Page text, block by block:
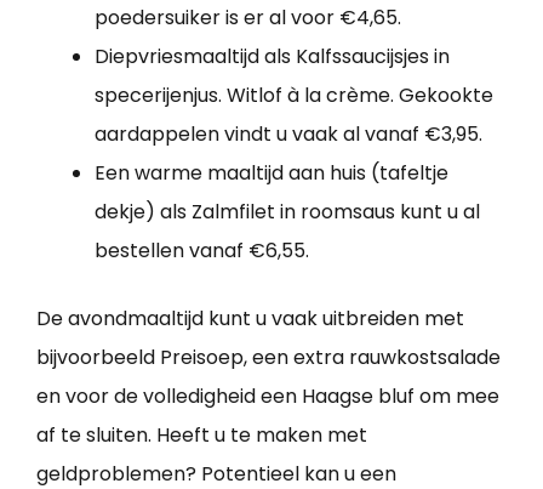
poedersuiker is er al voor €4,65.
Diepvriesmaaltijd als Kalfssaucijsjes in
specerijenjus. Witlof à la crème. Gekookte
aardappelen vindt u vaak al vanaf €3,95.
Een warme maaltijd aan huis (tafeltje
dekje) als Zalmfilet in roomsaus kunt u al
bestellen vanaf €6,55.
De avondmaaltijd kunt u vaak uitbreiden met
bijvoorbeeld Preisoep, een extra rauwkostsalade
en voor de volledigheid een Haagse bluf om mee
af te sluiten. Heeft u te maken met
geldproblemen? Potentieel kan u een